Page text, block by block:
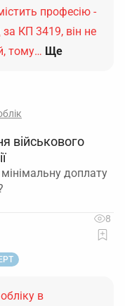
професію -
за КП 3419, він не
тому… Ще
військового
доплату
8
в